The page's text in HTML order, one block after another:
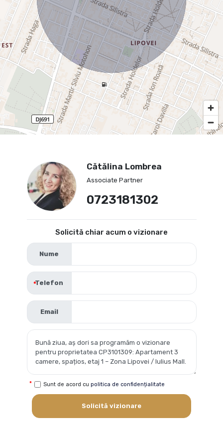
Cătălina Lombrea
Associate Partner
0723181302
Solicită chiar acum o vizionare
Nume
Telefon
Email
Sunt de acord cu politica de confidențialitate
Solicită vizionare